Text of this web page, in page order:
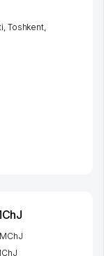
, Toshkent,